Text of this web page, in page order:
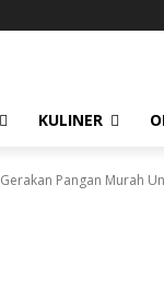
KULINER
Pangan Murah